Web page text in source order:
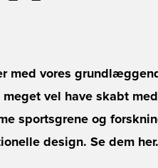
med vores
vel have skabt
sportsgrene og
design. Se dem her.